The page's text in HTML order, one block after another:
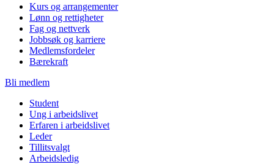
Kurs og arrangementer
Lønn og rettigheter
Fag og nettverk
Jobbsøk og karriere
Medlemsfordeler
Bærekraft
Bli medlem
Student
Ung i arbeidslivet
Erfaren i arbeidslivet
Leder
Tillitsvalgt
Arbeidsledig